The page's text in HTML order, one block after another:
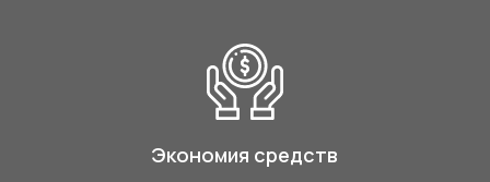
Экономия средств